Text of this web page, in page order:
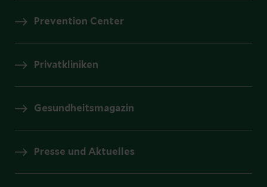
Prevention Center
Privatkliniken
Gesundheitsmagazin
Presse und Aktuelles